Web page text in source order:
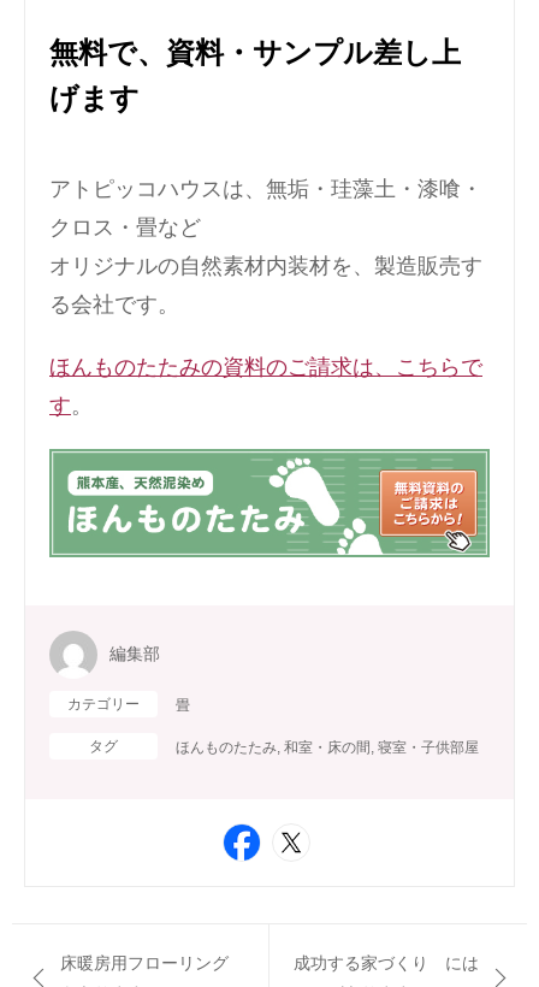
無料で、資料・サンプル差し上
げます
アトピッコハウスは、無垢・珪藻土・漆喰・
クロス・畳など
オリジナルの自然素材内装材を、製造販売す
る会社です。
ほんものたたみの資料のご請求は、こちらで
す。
編集部
カテゴリー 畳
タグ ほんものたたみ, 和室・床の間 , 寝室・子供部屋
床暖房用フローリング
成功する家づくり には